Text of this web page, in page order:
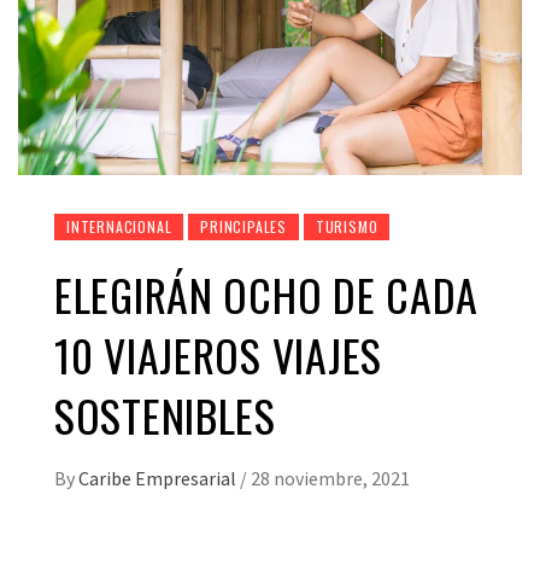
INTERNACIONAL PRINCIPALES TURISMO
ELEGIRÁN OCHO DE CADA
10 VIAJEROS VIAJES
SOSTENIBLES
ByCaribe Empresarial / 28 noviembre, 2021